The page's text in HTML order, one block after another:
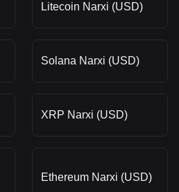
Litecoin Narxi (USD)
Solana Narxi (USD)
XRP Narxi (USD)
Ethereum Narxi (USD)